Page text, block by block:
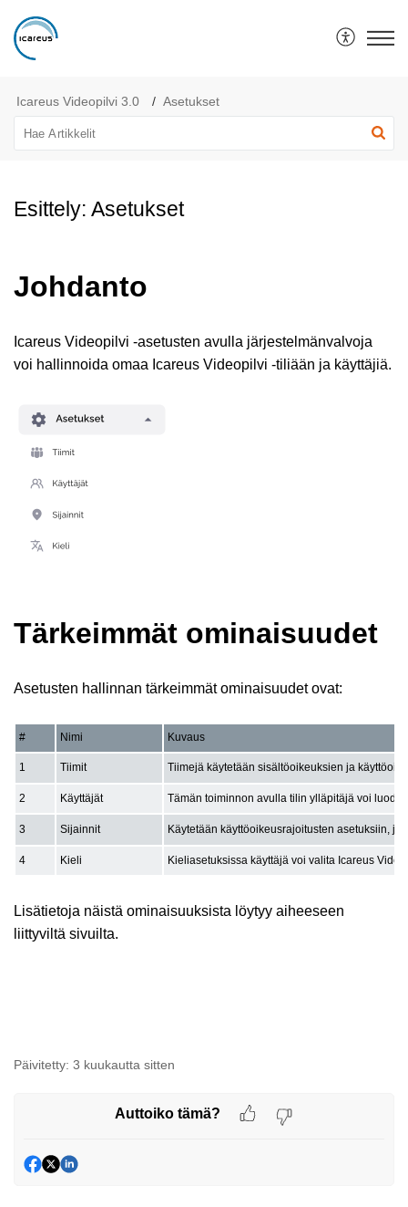
Icareus Videopilvi 3.0 Asetukset
Esittely: Asetukset
Johdanto
Icareus Videopilvi -asetusten avulla järjestelmänvalvoja
voi hallinnoida omaa Icareus Videopilvi -tiliään ja käyttäjiä.
Tärkeimmät ominaisuudet
Asetusten hallinnan tärkeimmät ominaisuudet ovat:
# Nimi Kuvaus
1 Tiimit Tiimejä käytetään sisältöoikeuksien ja
2 Käyttäjät Tämän toiminnon avulla tilin ylläpitäjä voi
3 Sijainnit Käytetään käyttöoikeusrajoitusten asetuksiin,
4 Kieli Kieliasetuksissa käyttäjä voi valita Icareus
Lisätietoja näistä ominaisuuksista löytyy aiheeseen
liittyviltä sivuilta.
Päivitetty: 3 kuukautta sitten
Auttoiko tämä?